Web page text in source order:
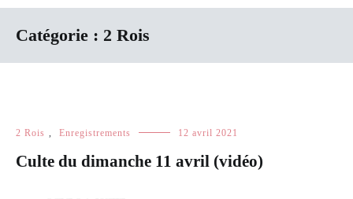
Catégorie : 2 Rois
2 Rois , Enregistrements 12 avril 2021
Culte du dimanche 11 avril (vidéo)